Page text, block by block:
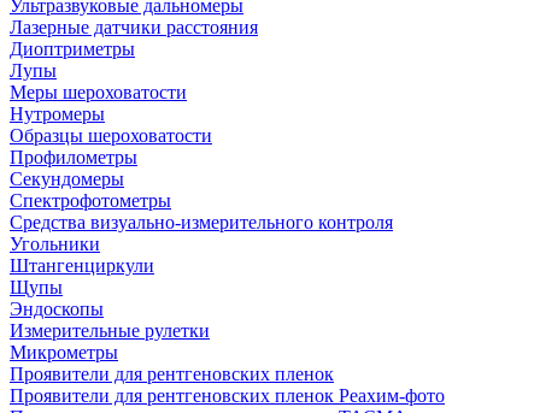
Ультразвуковые дальномеры
Лазерные датчики расстояния
Диоптриметры
Лупы
Меры шероховатости
Нутромеры
Образцы шероховатости
Профилометры
Секундомеры
Спектрофотометры
Средства визуально-измерительного контроля
Угольники
Штангенциркули
Щупы
Эндоскопы
Измерительные рулетки
Микрометры
Проявители для рентгеновских пленок
Проявители для рентгеновских пленок Реахим-фото